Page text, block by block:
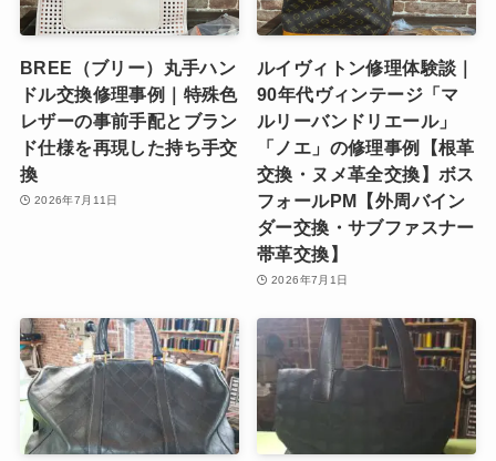
BREE（ブリー）丸手ハン
ドル交換修理事例｜特殊色
レザーの事前手配とブラン
ド仕様を再現した持ち手交
換
2026年7月11日
ルイヴィトン修理体験談｜
90年代ヴィンテージ「マ
ルリーバンドリエール」
「ノエ」の修理事例【根革
交換・ヌメ革全交換】ボス
フォールPM【外周バイン
ダー交換・サブファスナー
帯革交換】
2026年7月1日